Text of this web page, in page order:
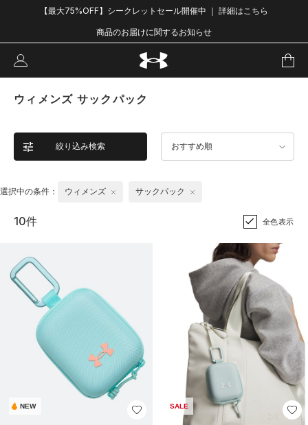
【最大75%OFF】シークレットセール開催中 ｜ 詳細はこちら
商品のお届けに関するお知らせ
ウィメンズ サックパック
絞り込み検索 おすすめ順
選択中の条件： ウィメンズ サックパック
10件 全色表示
NEW SALE